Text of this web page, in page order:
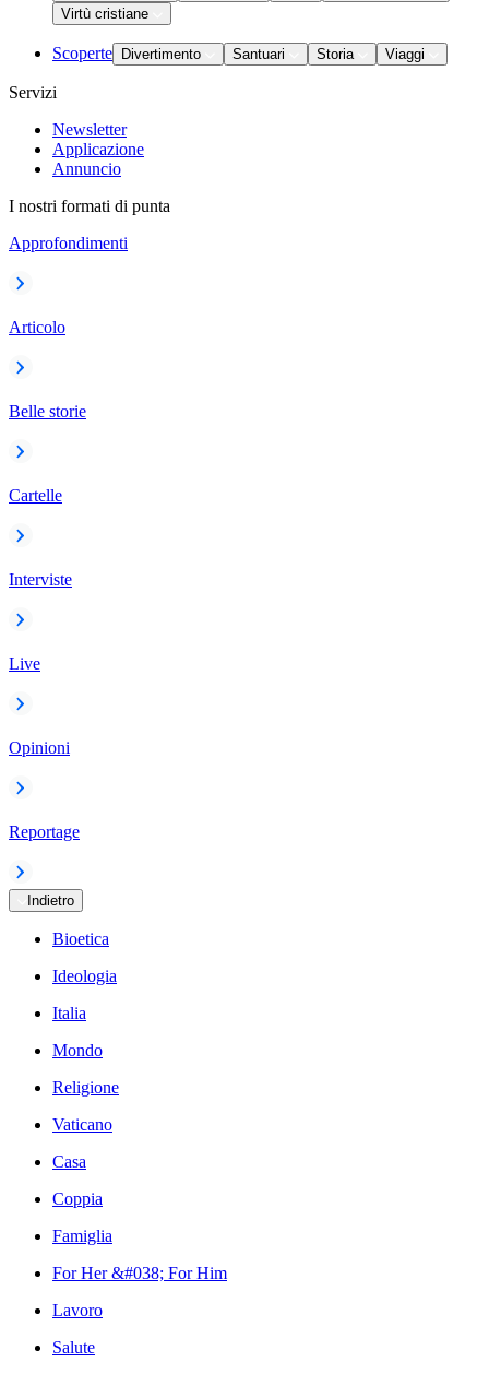
Virtù cristiane
Scoperte Divertimento Santuari Storia Viaggi
Servizi
Newsletter
Applicazione
Annuncio
I nostri formati di punta
Approfondimenti
Articolo
Belle storie
Cartelle
Interviste
Live
Opinioni
Reportage
Indietro
Bioetica
Ideologia
Italia
Mondo
Religione
Vaticano
Casa
Coppia
Famiglia
For Her &#038; For Him
Lavoro
Salute